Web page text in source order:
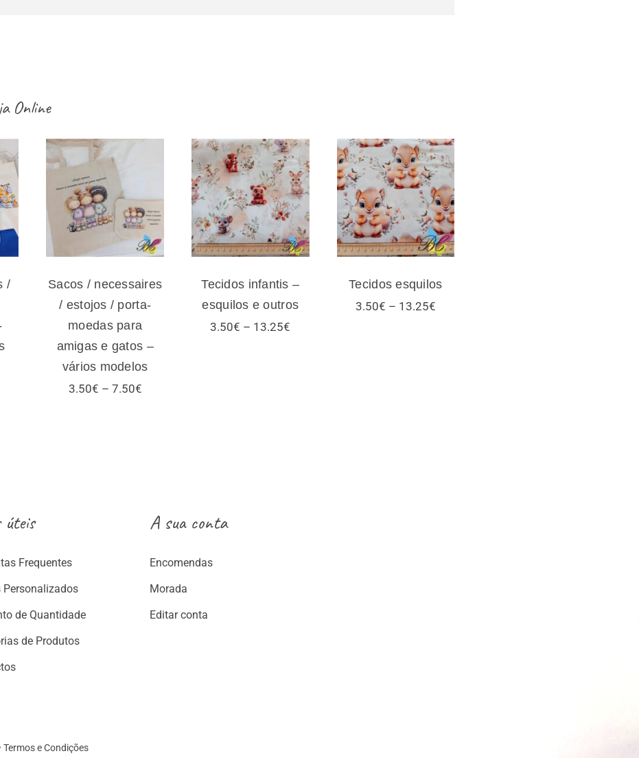
Online
/
Sacos /
necessaires /
estojos / porta-
moedas para
amigas e gatos –
vários modelos
Sacos / necessaires
/ estojos / porta-
moedas para
amigas e gatos –
vários modelos
3.50€ – 7.50€Price
Tecidos infantis
– esquilos e
outros
Tecidos infantis –
esquilos e outros
3.50€ – 13.25€
Tecidos esquilos
Tecidos esquilos
3.50€ – 13.25€Price
Frequentes
Personalizados
de Quantidade
de Produtos
A sua conta
Encomendas
Morada
Editar conta
Termos e Condições